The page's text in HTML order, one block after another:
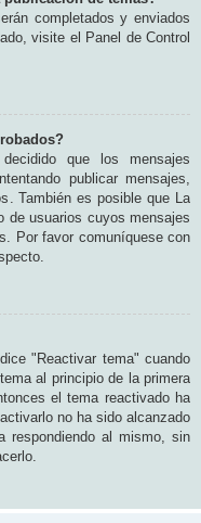
completados y enviados
visite el Panel de Control
que los mensajes
publicar mensajes,
También es posible que La
de usuarios cuyos mensajes
Por favor comuníquese con
"Reactivar tema" cuando
al principio de la primera
el tema reactivado ha
no ha sido alcanzado
respondiendo al mismo, sin